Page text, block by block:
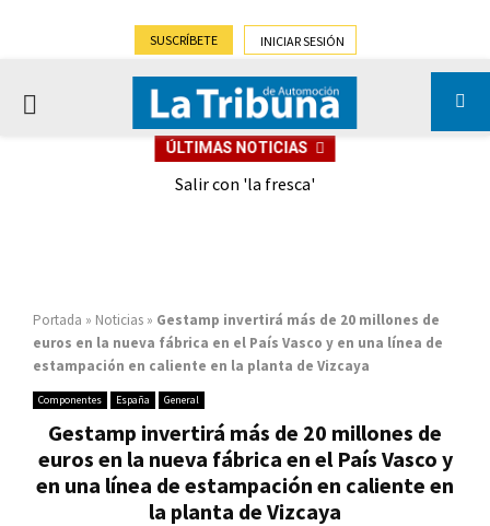
SUSCRÍBETE INICIAR SESIÓN
PRIMARY
ÚLTIMAS NOTICIAS
Salir con 'la fresca'
Portada » Noticias » Gestamp invertirá más de 20 millones de
euros en la nueva fábrica en el País Vasco y en una línea de
estampación en caliente en la planta de Vizcaya
Componentes España General
Gestamp invertirá más de 20 millones de
euros en la nueva fábrica en el País Vasco y
en una línea de estampación en caliente en
la planta de Vizcaya